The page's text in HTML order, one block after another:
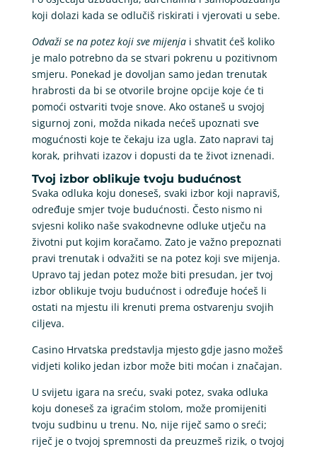
koji dolazi kada se odlučiš riskirati i vjerovati u sebe.
Odvaži se na potez koji sve mijenjai shvatit ćeš koliko
je malo potrebno da se stvari pokrenu u pozitivnom
smjeru. Ponekad je dovoljan samo jedan trenutak
hrabrosti da bi se otvorile brojne opcije koje će ti
pomoći ostvariti tvoje snove. Ako ostaneš u svojoj
sigurnoj zoni, možda nikada nećeš upoznati sve
mogućnosti koje te čekaju iza ugla. Zato napravi taj
korak, prihvati izazov i dopusti da te život iznenadi.
Tvoj izbor oblikuje tvoju budućnost
Svaka odluka koju doneseš, svaki izbor koji napraviš,
određuje smjer tvoje budućnosti. Često nismo ni
svjesni koliko naše svakodnevne odluke utječu na
životni put kojim koračamo. Zato je važno prepoznati
pravi trenutak i odvažiti se na potez koji sve mijenja.
Upravo taj jedan potez može biti presudan, jer tvoj
izbor oblikuje tvoju budućnost i određuje hoćeš li
ostati na mjestu ili krenuti prema ostvarenju svojih
ciljeva.
Casino Hrvatska predstavlja mjesto gdje jasno možeš
vidjeti koliko jedan izbor može biti moćan i značajan.
U svijetu igara na sreću, svaki potez, svaka odluka
koju doneseš za igraćim stolom, može promijeniti
tvoju sudbinu u trenu. No, nije riječ samo o sreći;
riječ je o tvojoj spremnosti da preuzmeš rizik, o tvojoj